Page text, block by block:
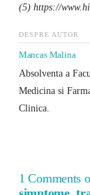
(5) https://
DESPRE AUTOR
Mancas Malina
Absolventa a
Medicina si
Clinica.
1 Comments